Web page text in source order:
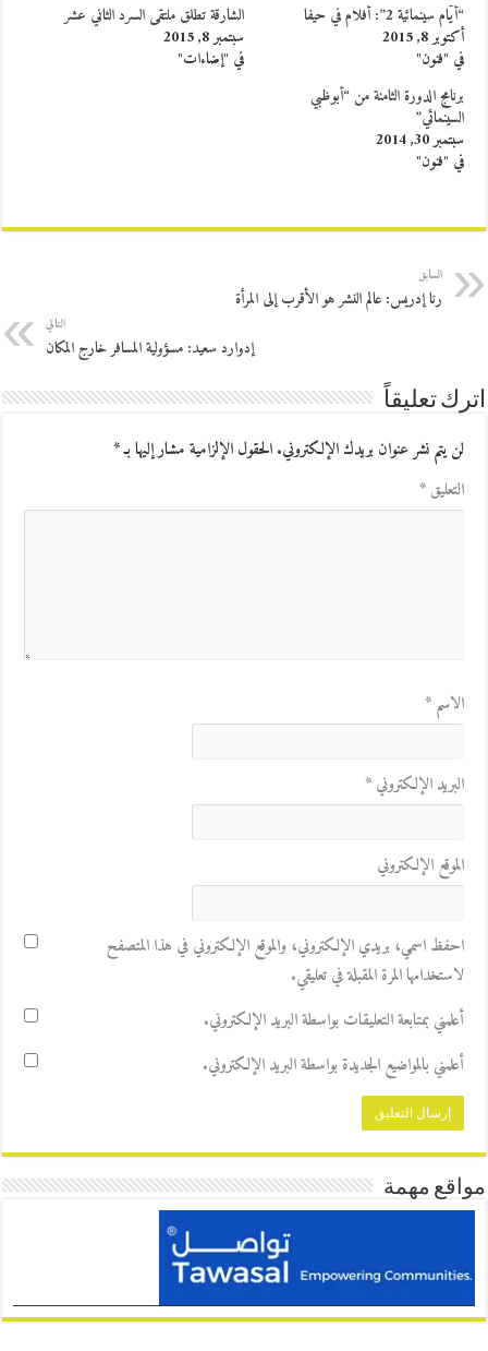
“أيّام سينمائية 2”: أفلام في حيفا
أكتوبر 8, 2015
في "فنون"
الشارقة تطلق ملتقى السرد الثاني عشر
سبتمبر 8, 2015
في "إضاءات"
برنامج الدورة الثامنة من “أبوظبي
السينمائي”
سبتمبر 30, 2014
في "فنون"
السابق
رنا إدريس: عالم النشر هو الأقرب إلى المرأة
التالي
إدوارد سعيد: مسؤولية المسافر خارج المكان
اترك تعليقاً
لن يتم نشر عنوان بريدك الإلكتروني.الحقول الإلزامية مشار إليها بـ*
التعليق*
الاسم*
البريد الإلكتروني*
الموقع الإلكتروني
احفظ اسمي، بريدي الإلكتروني، والموقع الإلكتروني في هذا المتصفح
لاستخدامها المرة المقبلة في تعليقي.
أعلمني بمتابعة التعليقات بواسطة البريد الإلكتروني.
أعلمني بالمواضيع الجديدة بواسطة البريد الإلكتروني.
مواقع مهمة